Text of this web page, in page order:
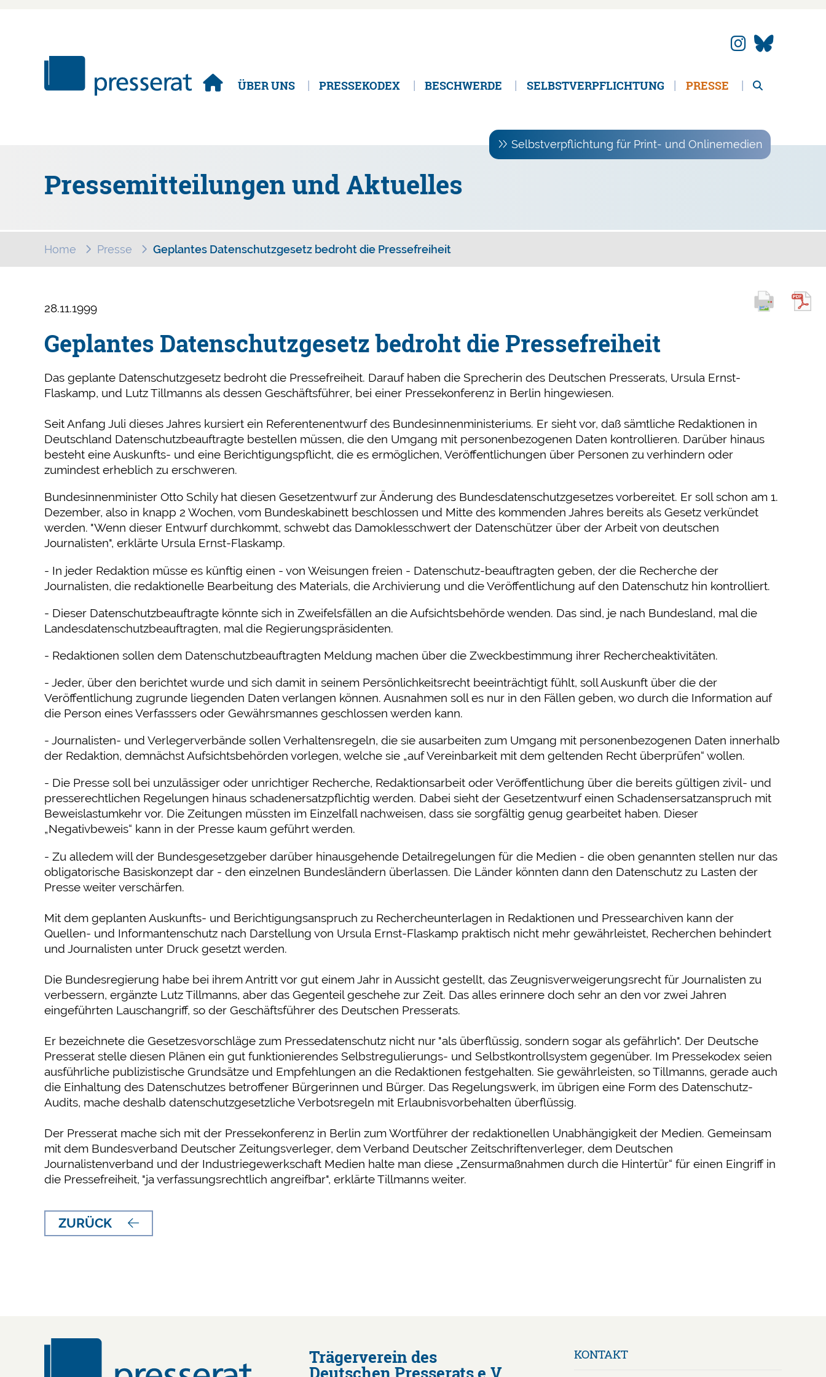
Navigation
überspringenÜBER UNS PRESSEKODEX BESCHWERDE SELBSTVERPFLICHTUNG PRESSE
Selbstverpflichtung für Print- und Onlinemedien
Pressemitteilungen und Aktuelles
Home Presse Geplantes Datenschutzgesetz bedroht die Pressefreiheit
28.11.1999
Geplantes Datenschutzgesetz bedroht die Pressefreiheit
Das geplante Datenschutzgesetz bedroht die Pressefreiheit. Darauf haben die Sprecherin des Deutschen Presserats, Ursula Ernst-
Flaskamp, und Lutz Tillmanns als dessen Geschäftsführer, bei einer Pressekonferenz in Berlin hingewiesen.
Seit Anfang Juli dieses Jahres kursiert ein Referentenentwurf des Bundesinnenministeriums. Er sieht vor, daß sämtliche Redaktionen in
Deutschland Datenschutzbeauftragte bestellen müssen, die den Umgang mit personenbezogenen Daten kontrollieren. Darüber hinaus
besteht eine Auskunfts- und eine Berichtigungspflicht, die es ermöglichen, Veröffentlichungen über Personen zu verhindern oder
zumindest erheblich zu erschweren.
Bundesinnenminister Otto Schily hat diesen Gesetzentwurf zur Änderung des Bundesdatenschutzgesetzes vorbereitet. Er soll schon am 1.
Dezember, also in knapp 2 Wochen, vom Bundeskabinett beschlossen und Mitte des kommenden Jahres bereits als Gesetz verkündet
werden. "Wenn dieser Entwurf durchkommt, schwebt das Damoklesschwert der Datenschützer über der Arbeit von deutschen
Journalisten", erklärte Ursula Ernst-Flaskamp.
- In jeder Redaktion müsse es künftig einen - von Weisungen freien - Datenschutz-beauftragten geben, der die Recherche der
Journalisten, die redaktionelle Bearbeitung des Materials, die Archivierung und die Veröffentlichung auf den Datenschutz hin kontrolliert.
- Dieser Datenschutzbeauftragte könnte sich in Zweifelsfällen an die Aufsichtsbehörde wenden. Das sind, je nach Bundesland, mal die
Landesdatenschutzbeauftragten, mal die Regierungspräsidenten.
- Redaktionen sollen dem Datenschutzbeauftragten Meldung machen über die Zweckbestimmung ihrer Rechercheaktivitäten.
- Jeder, über den berichtet wurde und sich damit in seinem Persönlichkeitsrecht beeinträchtigt fühlt, soll Auskunft über die der
Veröffentlichung zugrunde liegenden Daten verlangen können. Ausnahmen soll es nur in den Fällen geben, wo durch die Information auf
die Person eines Verfasssers oder Gewährsmannes geschlossen werden kann.
- Journalisten- und Verlegerverbände sollen Verhaltensregeln, die sie ausarbeiten zum Umgang mit personenbezogenen Daten innerhalb
der Redaktion, demnächst Aufsichtsbehörden vorlegen, welche sie „auf Vereinbarkeit mit dem geltenden Recht überprüfen“ wollen.
- Die Presse soll bei unzulässiger oder unrichtiger Recherche, Redaktionsarbeit oder Veröffentlichung über die bereits gültigen zivil- und
presserechtlichen Regelungen hinaus schadenersatzpflichtig werden. Dabei sieht der Gesetzentwurf einen Schadensersatzanspruch mit
Beweislastumkehr vor. Die Zeitungen müssten im Einzelfall nachweisen, dass sie sorgfältig genug gearbeitet haben. Dieser
„Negativbeweis“ kann in der Presse kaum geführt werden.
- Zu alledem will der Bundesgesetzgeber darüber hinausgehende Detailregelungen für die Medien - die oben genannten stellen nur das
obligatorische Basiskonzept dar - den einzelnen Bundesländern überlassen. Die Länder könnten dann den Datenschutz zu Lasten der
Presse weiter verschärfen.
Mit dem geplanten Auskunfts- und Berichtigungsanspruch zu Rechercheunterlagen in Redaktionen und Pressearchiven kann der
Quellen- und Informantenschutz nach Darstellung von Ursula Ernst-Flaskamp praktisch nicht mehr gewährleistet, Recherchen behindert
und Journalisten unter Druck gesetzt werden.
Die Bundesregierung habe bei ihrem Antritt vor gut einem Jahr in Aussicht gestellt, das Zeugnisverweigerungsrecht für Journalisten zu
verbessern, ergänzte Lutz Tillmanns, aber das Gegenteil geschehe zur Zeit. Das alles erinnere doch sehr an den vor zwei Jahren
eingeführten Lauschangriff, so der Geschäftsführer des Deutschen Presserats.
Er bezeichnete die Gesetzesvorschläge zum Pressedatenschutz nicht nur "als überflüssig, sondern sogar als gefährlich". Der Deutsche
Presserat stelle diesen Plänen ein gut funktionierendes Selbstregulierungs- und Selbstkontrollsystem gegenüber. Im Pressekodex seien
ausführliche publizistische Grundsätze und Empfehlungen an die Redaktionen festgehalten. Sie gewährleisten, so Tillmanns, gerade auch
die Einhaltung des Datenschutzes betroffener Bürgerinnen und Bürger. Das Regelungswerk, im übrigen eine Form des Datenschutz-
Audits, mache deshalb datenschutzgesetzliche Verbotsregeln mit Erlaubnisvorbehalten überflüssig.
Der Presserat mache sich mit der Pressekonferenz in Berlin zum Wortführer der redaktionellen Unabhängigkeit der Medien. Gemeinsam
mit dem Bundesverband Deutscher Zeitungsverleger, dem Verband Deutscher Zeitschriftenverleger, dem Deutschen
Journalistenverband und der Industriegewerkschaft Medien halte man diese „Zensurmaßnahmen durch die Hintertür“ für einen Eingriff in
die Pressefreiheit, "ja verfassungsrechtlich angreifbar", erklärte Tillmanns weiter.
ZURÜCK
Trägerverein des
Deutschen Presserats e.V.
überspringen
KONTAKT